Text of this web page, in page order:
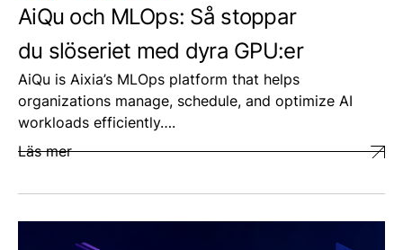
AiQu och MLOps: Så stoppar
du slöseriet med dyra GPU:er
AiQu is Aixia’s MLOps platform that helps
organizations manage, schedule, and optimize AI
workloads efficiently….
Läs mer